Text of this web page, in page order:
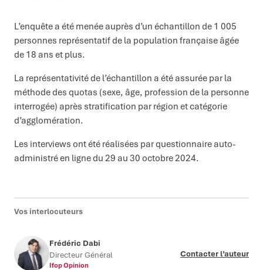
L’enquête a été menée auprès d’un échantillon de 1 005
personnes représentatif de la population française âgée
de 18 ans et plus.
La représentativité de l’échantillon a été assurée par la
méthode des quotas (sexe, âge, profession de la personne
interrogée) après stratification par région et catégorie
d’agglomération.
Les interviews ont été réalisées par questionnaire auto-
administré en ligne du 29 au 30 octobre 2024.
Vos interlocuteurs
Frédéric Dabi
Directeur Général
Ifop Opinion
Contacter l’auteur